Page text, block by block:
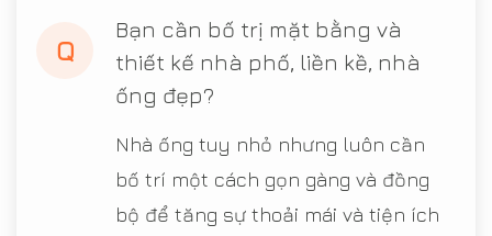
Q
Bạn cần bố trị mặt bằng và
thiết kế nhà phố, liền kề, nhà
ống đẹp?
Nhà ống tuy nhỏ nhưng luôn cần
bố trí một cách gọn gàng và đồng
bộ để tăng sự thoải mái và tiện ích